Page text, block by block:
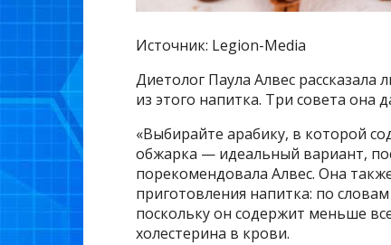
Источник: Legion-Media
Диетолог Паула Алвес
из этого напитка. Три совета она
«Выбирайте арабику, в которой
обжарка — идеальный вариант,
порекомендовала Алвес. Она
приготовления напитка: по
поскольку он содержит меньше
холестерина в крови.